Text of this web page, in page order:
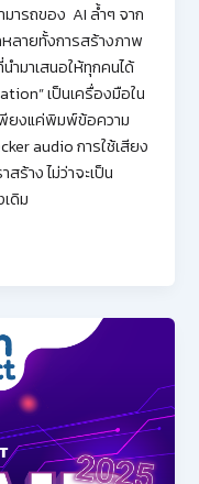
ารถของ AI ล้ำๆ จาก
ลายทั้งการสร้างภาพ
ำมาเสนอให้ทุกคนได้
เป็นเครื่องมือใน
ยงแค่พิมพ์ข้อความ
audio การใช้เสียง
ร้าง ไม่ว่าจะเป็น
ดิม